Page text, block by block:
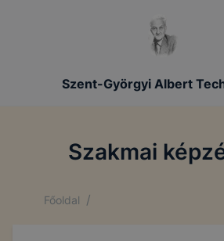
Szent-Györgyi Albert
Szakmai
Főoldal /